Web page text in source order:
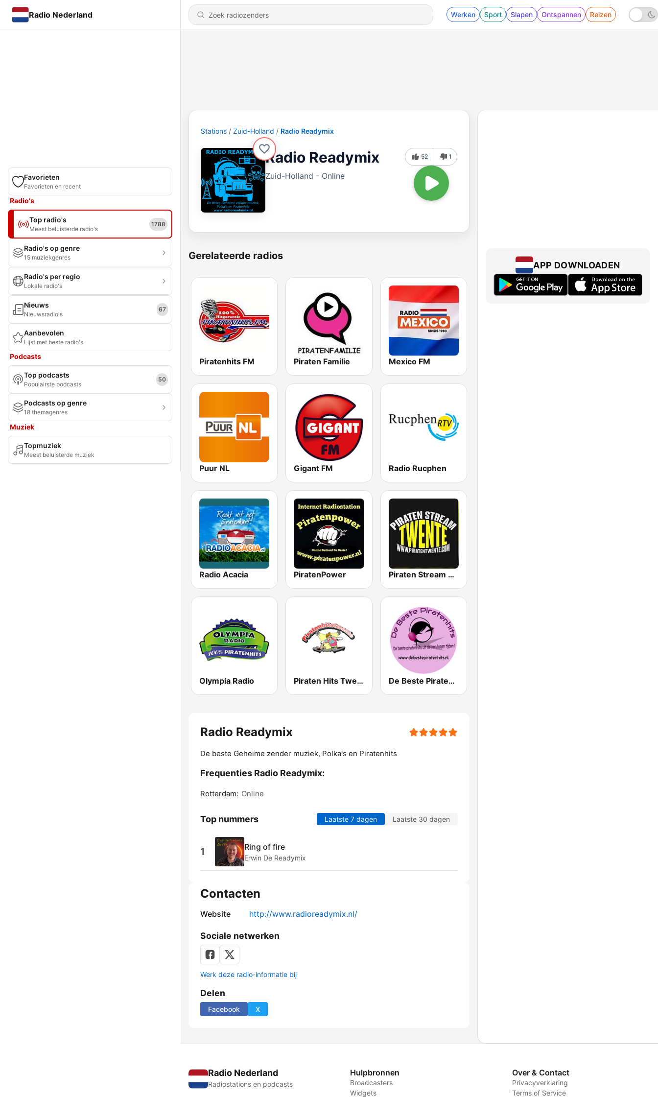
Radio Nederland Werken Sport Slapen Ontspannen Reizen
Favorieten
Favorieten en recent
Radio's
Top radio's
Meest beluisterde radio's
1788
Radio's op genre
15 muziekgenres
Radio's per regio
Lokale radio's
Nieuws
Nieuwsradio's
67
Aanbevolen
Lijst met beste radio's
Podcasts
Top podcasts
Populairste podcasts
50
Podcasts op genre
18 themagenres
Muziek
Topmuziek
Meest beluisterde muziek
Stations Zuid-Holland Radio Readymix
Radio Readymix
Zuid-Holland - Online
52 1
Gerelateerde radios
Piratenhits FM Piraten Familie Mexico FM
Puur NL Gigant FM Radio Rucphen
Radio Acacia PiratenPower Piraten Stream Twente
Olympia Radio Piraten Hits Twente De Beste Piratenhits
Radio Readymix
De beste Geheime zender muziek, Polka's en Piratenhits
Frequenties Radio Readymix:
Rotterdam: Online
Top nummers Laatste 7 dagen Laatste 30 dagen
1 Ring of fire
Erwin De Readymix
Contacten
Website http://www.radioreadymix.nl/
Sociale netwerken
Werk deze radio-informatie bij
Delen
Facebook X
APP DOWNLOADEN
Radio Nederland
Radiostations en podcasts
Hulpbronnen
Broadcasters
Widgets
Over & Contact
Privacyverklaring
Terms of Service